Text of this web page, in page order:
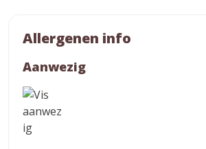
Allergenen info
Aanwezig